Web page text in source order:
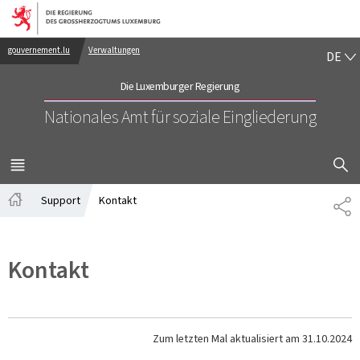
Zur Hauptnavigation
Zum Inhalt
gouvernement.lu Verwaltungen
Die Luxemburger Regierung
Nationales Amt für soziale Eingliederung
DE
MENÜ
HAUPT-
Support Kontakt
Kontakt
Zum letzten Mal aktualisiert am 31.10.2024